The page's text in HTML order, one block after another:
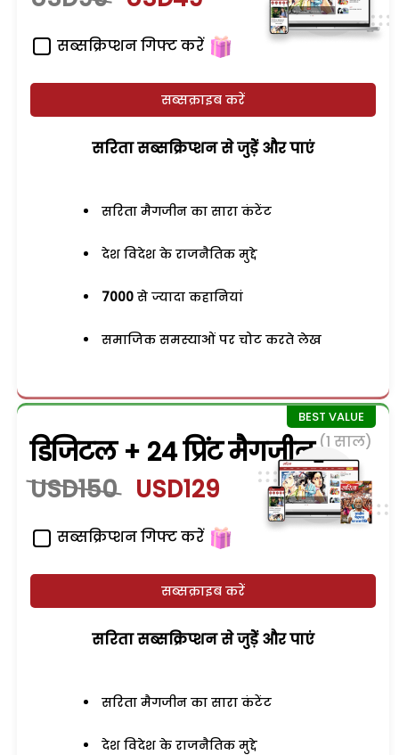
सब्सक्रिप्शन गिफ्ट करें
सब्सक्राइब करें
सरिता सब्सक्रिप्शन से जुड़ेें और पाएं
सरिता मैगजीन का सारा कंटेंट
देश विदेश के राजनैतिक मुद्दे
7000 से ज्यादा कहानियां
समाजिक समस्याओं पर चोट करते लेख
डिजिटल + 24 प्रिंट मैगजीन (1 साल)
USD150 USD129
सब्सक्रिप्शन गिफ्ट करें
सब्सक्राइब करें
सरिता सब्सक्रिप्शन से जुड़ेें और पाएं
सरिता मैगजीन का सारा कंटेंट
देश विदेश के राजनैतिक मुद्दे